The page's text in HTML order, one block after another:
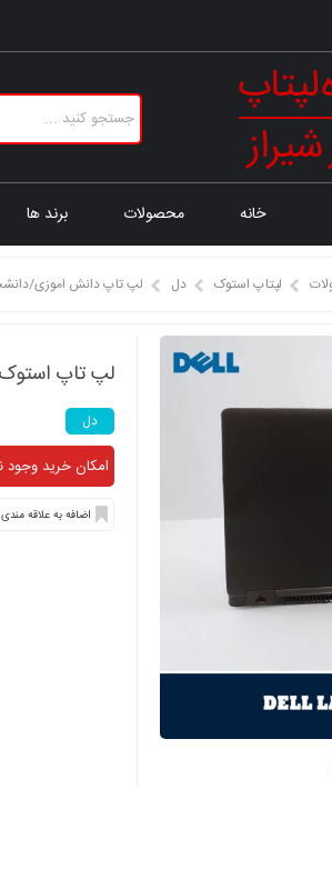
خانه محصولات برند ها
لپتاپ استوک دل لپ تاپ دانش اموزی/
لپ تاپ استوک DELL 5580 i5(6HQ)-8GB - 256 SSD - VGA 2GB NVIDIA
دل